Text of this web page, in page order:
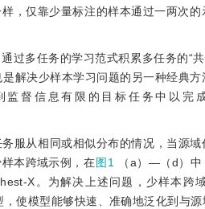
，仅靠少量标注的样本通过一两次的
多任务的学习范式积累多任务的“
解决少样本学习问题的另一种经典
督信息有限的目标任务中以完
服从相同或相似分布的情况，当源
样本跨域示例，在图1
（a）—（d）
X。为解决上述问题，少样本跨
使模型能够快速、准确地泛化到与